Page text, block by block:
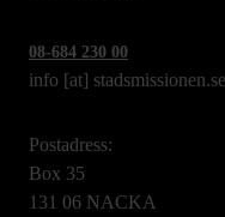
08-684 230 00
info [at] stadsmissionen.se
Postadress:
Box 35
131 06 NACKA